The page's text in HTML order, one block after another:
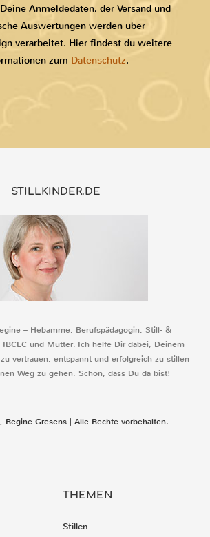
Anmeldedaten, der Versand und
Auswertungen werden über
verarbeitet. Hier findest du weitere
zum Datenschutz.
STILLKINDER.DE
– Hebamme, Berufspädagogin, Still- &
IBCLC und Mutter. Ich helfe Dir dabei, Deinem
vertrauen, entspannt und erfolgreich zu stillen
Weg zu gehen. Schön, dass Du da bist!
Gresens | Alle Rechte vorbehalten.
THEMEN
Stillen